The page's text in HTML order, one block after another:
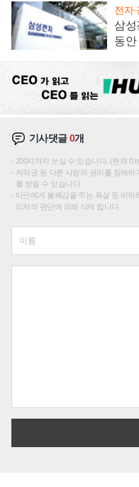
전자
삼성
동안
기사댓글0개
200자까지 쓰실 수 있습니다. (현재 0
저작권 등 다른 사람의 권리를 침해
를 받을 수 있습니다.
타인에게 불쾌감을 주는 욕설 등 비
리자의 판단에 의해 삭제 합니다.